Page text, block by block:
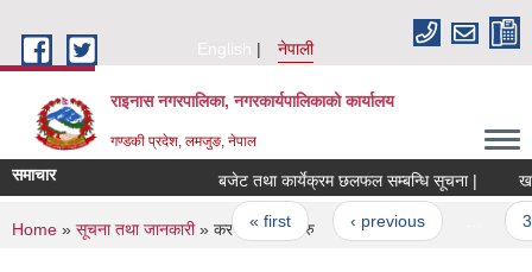
English
नेपाली
राइनास नगरपालिका, नगरकार्यपालिकाको कार्यालय
गण्डकी प्रदेश, लमजुङ, नेपाल
समाचार बजेट तथा कार्येक्रम छलफल सम्बन्धि सूचना |
Pages
« first ‹ previous
You are here
Home » सूचना तथा जानकारी» कर तथा शुल्कहरु